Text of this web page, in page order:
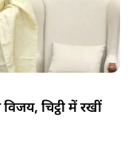
चिट्ठी में रखीं